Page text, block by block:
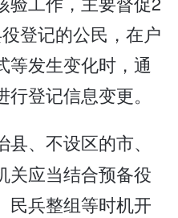
登记的公民，在户
等发生变化时，通
登记信息变更。
、不设区的市、
关应当结合预备役
民兵整组等时机开